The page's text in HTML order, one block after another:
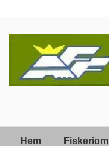
huvudinnehållet
Huvudnavigering
Hem